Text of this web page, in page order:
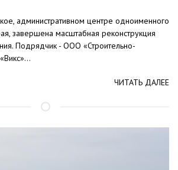
административном центре одноименного
завершена масштабная реконструкция
Подрядчик - ООО «Строительно-
ЧИТАТЬ ДАЛЕЕ